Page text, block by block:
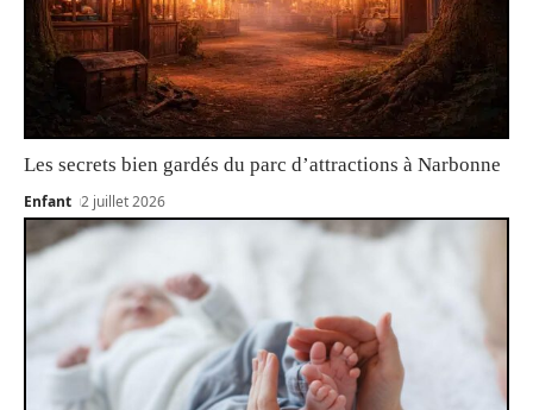
Les secrets bien gardés du parc d’attractions à Narbonne
Enfant 2 juillet 2026